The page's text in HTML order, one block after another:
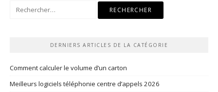
Rechercher :
DERNIERS ARTICLES DE LA CATÉGORIE
Comment calculer le volume d’un carton
Meilleurs logiciels téléphonie centre d’appels 2026